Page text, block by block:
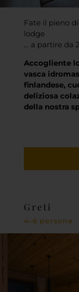
Fate il pieno
lodge
… a partire da
Accogliente
vasca
finlandese,
deliziosa
della nostra
Greti
4–6 persone